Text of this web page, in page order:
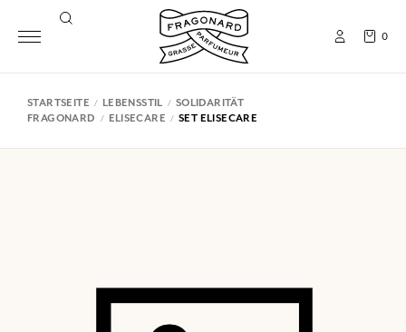
0
STARTSEITE LEBENSSTIL
SOLIDARITÄT
FRAGONARD
ELISECARE SET ELISECARE